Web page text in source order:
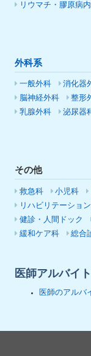
リウマチ・膠原病
外科系
一般外科 消化器
脳神経外科
整形
乳腺外科
泌尿器
その他
救急科 小児科
リハビリテーショ
健診・人間ドック
緩和ケア科
総合
医師アルバイ
医師のアルバ